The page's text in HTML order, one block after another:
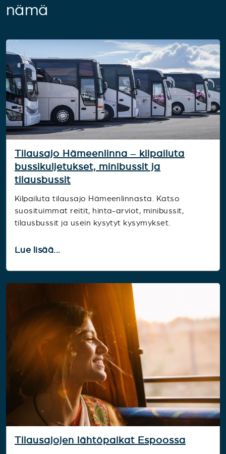
nämä
Tilausajo Hämeenlinna – kilpailuta
bussikuljetukset, minibussit ja
tilausbussit
Kilpailuta tilausajo Hämeenlinnasta. Katso
suosituimmat reitit, hinta-arviot, minibussit,
tilausbussit ja usein kysytyt kysymykset.
Lue lisää...
Tilausajojen lähtöpaikat Espoossa